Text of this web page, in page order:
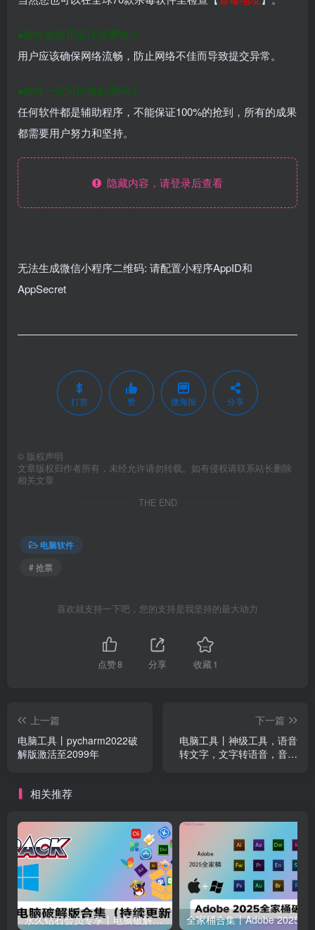
●软件的使用应注意哪些？
用户应该确保网络流畅，防止网络不佳而导致提交异常。
●软件一定可以抢到票吗？
任何软件都是辅助程序，不能保证100%的抢到，所有的成果
都需要用户努力和坚持。
隐藏内容，请登录后查看
无法生成微信小程序二维码: 请配置小程序AppID和
AppSecret
打赏 赞 微海报 分享
© 版权声明
文章版权归作者所有，未经允许请勿转载。如有侵权请联系站长删除
相关文章
THE END
电脑软件
# 抢票
喜欢就支持一下吧，您的支持是我坚持的最大动力
点赞8 分享 收藏1
上一篇
电脑工具丨pycharm2022破
解版激活至2099年
下一篇
电脑工具丨神级工具，语音
转文字，文字转语音，音轨
相关推荐
永久钻石会员专享丨电脑破解软件合集(更新至2025.4.11）